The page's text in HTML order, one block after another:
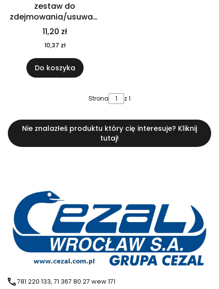
zestaw do
zdejmowania/usuwani
a szwów mediset
11,20 zł
10,37 zł
Do koszyka
Strona z 1
Nie znalazłeś produktu który cię interesuje? Kliknij
tutaj!
781 220 133, 71 367 80 27 wew 171